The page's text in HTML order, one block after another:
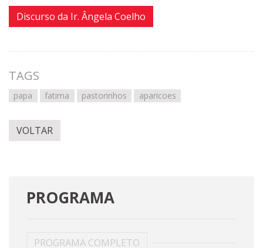
Discurso da Ir. Ângela Coelho
TAGS
papa fatima pastorinhos aparicoes
VOLTAR
PROGRAMA
PROGRAMA COMPLETO